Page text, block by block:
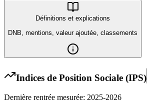
Définitions et explications
DNB, mentions, valeur ajoutée, classements
Indices de Position Sociale (IPS)
Dernière rentrée mesurée: 2025-2026